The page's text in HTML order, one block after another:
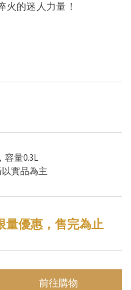
火的迷人力量！
容量0.3L
實品為主
量優惠，售完為止
前往購物